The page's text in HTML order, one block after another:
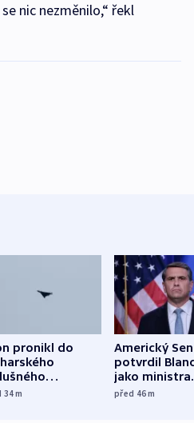
nic nezměnilo,“ řekl
pronikl do
34m
Americký
potvrdil
jako ministra
před 46m